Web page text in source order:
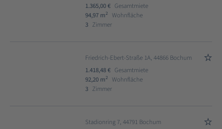
1.365,00 € Gesamtmiete
94,97 m2
Wohnfläche
3 Zimmer
Friedrich-Ebert-Straße 1A, 44866 Bochum
1.418,48 € Gesamtmiete
92,20 m2
Wohnfläche
3 Zimmer
Stadionring 7, 44791 Bochum